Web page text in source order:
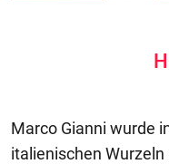
Marco Gianni wurde
italienischen